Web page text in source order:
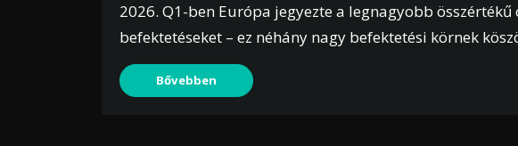
2026. Q1-ben Európa jegyezte a legnagyobb
befektetéseket – ez néhány nagy befektetési körnek
Bővebben